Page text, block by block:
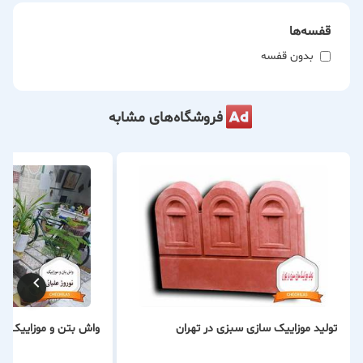
قفسه‌ها
بدون قفسه
فروشگاه‌های مشابه
تولید موزاییک سازی سبزی در تهران واش بتن و موزاییک